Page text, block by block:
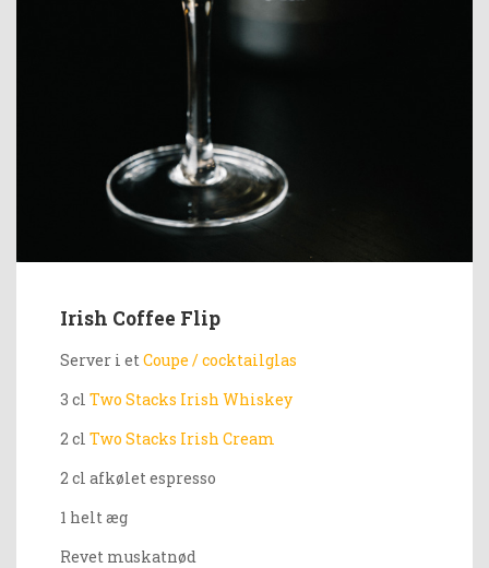
Irish Coffee Flip
Server i etCoupe / cocktailglas
3 cl Two Stacks Irish Whiskey
2 cl Two Stacks Irish Cream
2 cl afkølet espresso
1 helt æg
Revet muskatnød